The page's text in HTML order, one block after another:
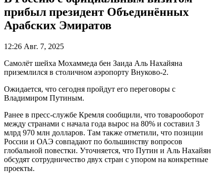
прибыл президент Объединённых
Арабских Эмиратов
12:26 Авг. 7, 2025
Самолёт шейха Мохаммеда бен Заида Аль Нахайяна
приземлился в столичном аэропорту Внуково-2.
Ожидается, что сегодня пройдут его переговоры с
Владимиром Путиным.
Ранее в пресс-службе Кремля сообщили, что товарооборот
между странами с начала года вырос на 80% и составил 3
млрд 970 млн долларов. Там также отметили, что позиции
России и ОАЭ совпадают по большинству вопросов
глобальной повестки. Уточняется, что Путин и Аль Нахайян
обсудят сотрудничество двух стран с упором на конкретные
проекты.